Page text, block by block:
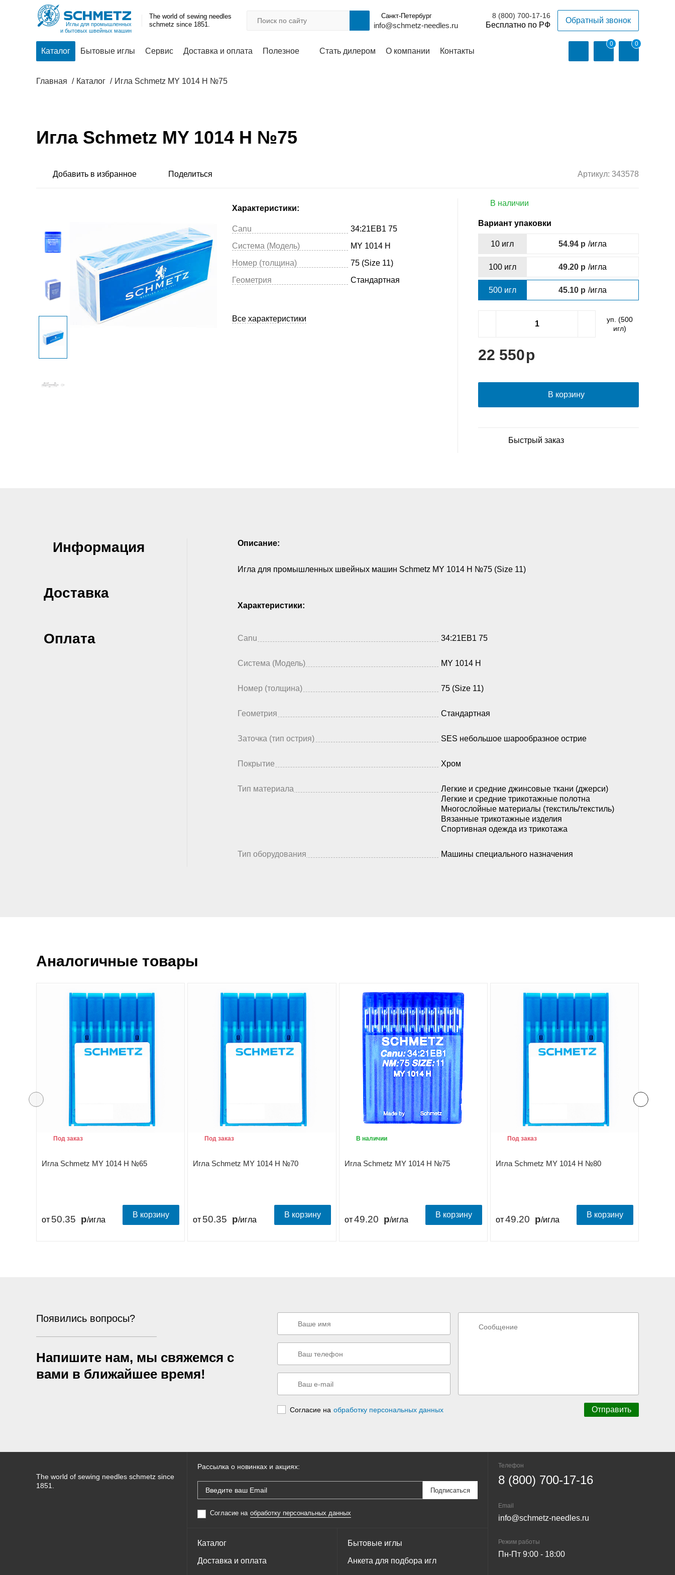
Иглы для промышленных
и бытовых швейных машин
The world of sewing needles
schmetz since 1851.
Санкт-Петербург
info@schmetz-needles.ru
8 (800) 700-17-16
Обратный звонок
Каталог Бытовые иглы Сервис Доставка и оплата Полезное Стать дилером О компании Контакты
0 0
Главная Каталог Игла Schmetz MY 1014 H №75
Игла Schmetz MY 1014 H №75
Артикул: 343578
Характеристики:
Canu
34:21EB1 75
Система (Модель)
MY 1014 H
Номер (толщина)
75 (Size 11)
Геометрия
Стандартная
Все характеристики
В наличии
Вариант упаковки
10 игл 54.94 /игла
100 игл 49.20 /игла
500 игл 45.10 /игла
уп. (500
игл)
22 550
В корзину
Быстрый заказ
Информация
Доставка
Оплата
Описание:
Игла для промышленных швейных машин Schmetz MY 1014 H №75 (Size 11)
Характеристики:
Canu 34:21EB1 75
Система (Модель) MY 1014 H
Номер (толщина) 75 (Size 11)
Геометрия Стандартная
Заточка (тип острия) SES небольшое шарообразное острие
Покрытие Хром
Тип материала
Легкие и средние джинсовые ткани (джерси)
Легкие и средние трикотажные полотна
Многослойные материалы (текстиль/текстиль)
Вязанные трикотажные изделия
Спортивная одежда из трикотажа
Тип оборудования Машины специального назначения
Аналогичные товары
Игла Schmetz MY 1014 H №65
Под заказ
от 50.35 /игла
В корзину
Игла Schmetz MY 1014 H №70
Под заказ
от 50.35 /игла
В корзину
Игла Schmetz MY 1014 H №75
В наличии
от 49.20 /игла
В корзину
Игла Schmetz MY 1014 H №80
Под заказ
от49.20 /игла
В корзину
Появились вопросы?
Напишите нам, мы свяжемся с
вами в ближайшее время!
Согласие на обработку персональных данных
The world of sewing needles schmetz since
1851.
Рассылка о новинках и акциях:
Согласие на обработку персональных данных
Каталог
Доставка и оплата
Бытовые иглы
Анкета для подбора игл
Телефон
8 (800) 700-17-16
Email
info@schmetz-needles.ru
Режим работы
Пн-Пт 9:00 - 18:00